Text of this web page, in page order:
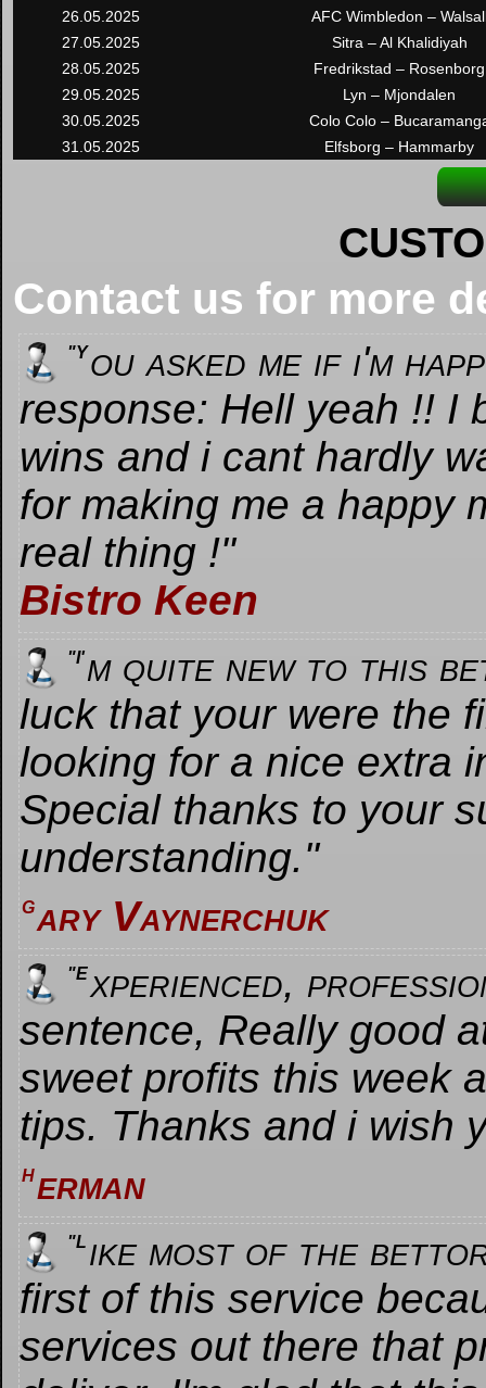
26.05.2025
AFC Wimbledon –
27.05.2025
Sitra – Al Khalidiyah
28.05.2025
Fredrikstad – Rosenborg
29.05.2025
Lyn – Mjondalen
30.05.2025
Colo Colo –
31.05.2025
Elfsborg – Hammarby
Contact us for more
"You asked me if i'm
response: Hell yeah !! I
wins and i cant hardly
for making me a happy
real thing !"
Bistro Keen​
"I'm quite new to this
luck that your were the
looking for a nice extra
Special thanks to your
understanding."
Gary Vaynerchuk
"Experienced,
sentence, Really good
sweet profits this week
tips. Thanks and i wish
Herman​
"L ike most of the
first of this service
services out there that